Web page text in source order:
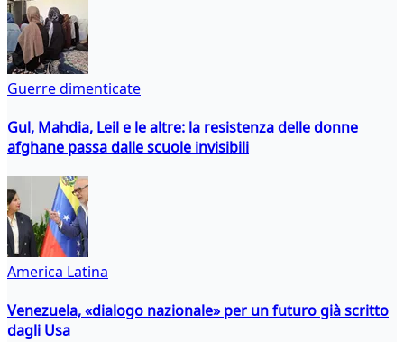
Guerre dimenticate
Gul, Mahdia, Leil e le altre: la resistenza delle donne
afghane passa dalle scuole invisibili
America Latina
Venezuela, «dialogo nazionale» per un futuro già scritto
dagli Usa